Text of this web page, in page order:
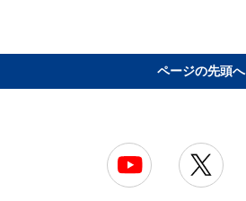
ページの先頭へ